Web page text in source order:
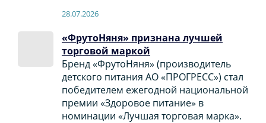
28.07.2026
«ФрутоНяня» признана лучшей
торговой маркой
Бренд «ФрутоНяня» (производитель
детского питания АО «ПРОГРЕСС») стал
победителем ежегодной национальной
премии «Здоровое питание» в
номинации «Лучшая торговая марка».